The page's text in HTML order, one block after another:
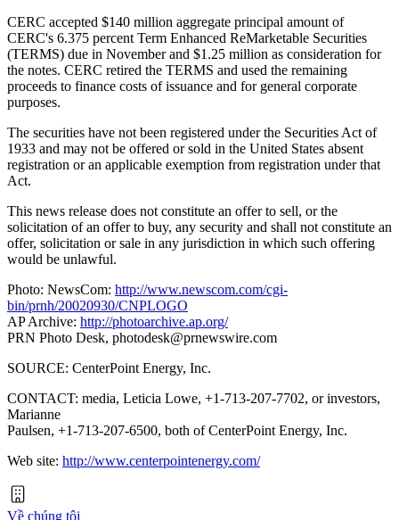
CERC accepted $140 million aggregate principal amount of
CERC's 6.375 percent Term Enhanced ReMarketable Securities
(TERMS) due in November and $1.25 million as consideration for
the notes. CERC retired the TERMS and used the remaining
proceeds to finance costs of issuance and for general corporate
purposes.
The securities have not been registered under the Securities Act of
1933 and may not be offered or sold in the United States absent
registration or an applicable exemption from registration under that
Act.
This news release does not constitute an offer to sell, or the
solicitation of an offer to buy, any security and shall not constitute an
offer, solicitation or sale in any jurisdiction in which such offering
would be unlawful.
Photo: NewsCom: http://www.newscom.com/cgi-
bin/prnh/20020930/CNPLOGO
AP Archive: http://photoarchive.ap.org/
PRN Photo Desk, photodesk@prnewswire.com
SOURCE: CenterPoint Energy, Inc.
CONTACT: media, Leticia Lowe, +1-713-207-7702, or investors,
Marianne
Paulsen, +1-713-207-6500, both of CenterPoint Energy, Inc.
Web site: http://www.centerpointenergy.com/
Về chúng tôi